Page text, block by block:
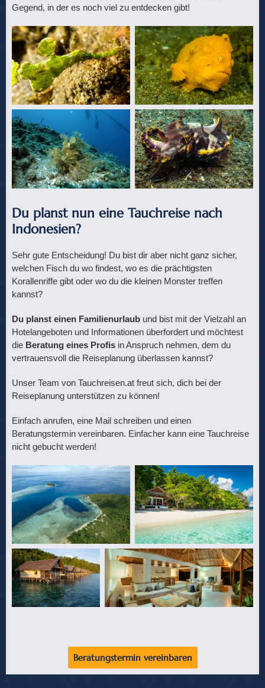
Gegend, in der es noch viel zu entdecken gibt!
Du planst nun eine Tauchreise nach
Indonesien?
Sehr gute Entscheidung! Du bist dir aber nicht ganz sicher,
welchen Fisch du wo findest, wo es die prächtigsten
Korallenriffe gibt oder wo du die kleinen Monster treffen
kannst?
Du planst einen Familienurlaub und bist mit der Vielzahl an
Hotelangeboten und Informationen überfordert und möchtest
die Beratung eines Profis in Anspruch nehmen, dem du
vertrauensvoll die Reiseplanung überlassen kannst?
Unser Team von Tauchreisen.at freut sich, dich bei der
Reiseplanung unterstützen zu können!
Einfach anrufen, eine Mail schreiben und einen
Beratungstermin vereinbaren. Einfacher kann eine Tauchreise
nicht gebucht werden!
Beratungstermin vereinbaren